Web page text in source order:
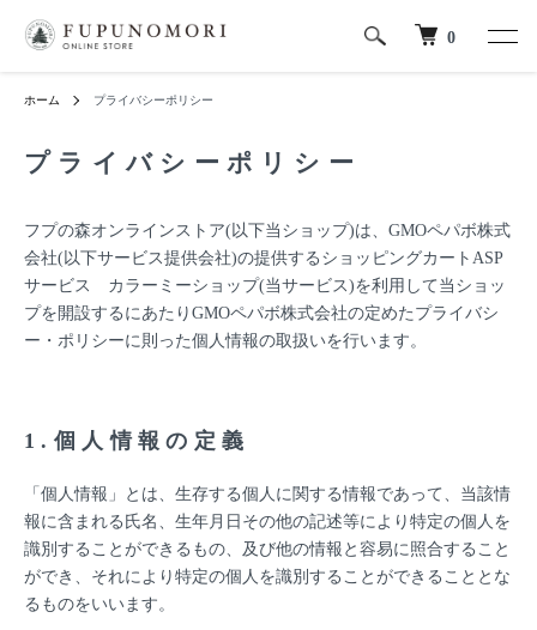
0
ホーム プライバシーポリシー
プライバシーポリシー
フプの森オンラインストア(以下当ショップ)は、 GMOペパボ株式
会社(以下サービス提供会社)の提供するショッピングカートASP
サービス カラーミーショップ(当サービス)を利用して当ショッ
プを開設するにあたりGMOペパボ株式会社の定めた プライバシ
ー・ポリシーに則った個人情報の取扱いを行います。
1.個人情報の定義
「個人情報」とは、生存する個人に関する情報であって、当該情
報に含まれる氏名、生年月日その他の記述等により特定の個人を
識別することができるもの、及び他の情報と容易に照合すること
ができ、それにより特定の個人を識別することができることとな
るものをいいます。